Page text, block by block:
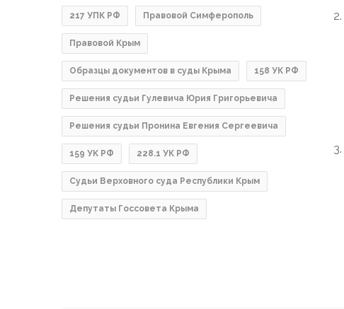
217 УПК РФ Правовой Симферополь
Правовой Крым
Образцы документов в суды Крыма 158 УК РФ
Решения судьи Гулевича Юрия Григорьевича
Решения судьи Пронина Евгения Сергеевича
159 УК РФ 228.1 УК РФ
Судьи Верховного суда Республики Крым
Депутаты Госсовета Крыма